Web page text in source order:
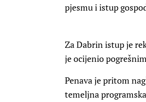
pjesmu i istup
Za Dabrin istup je
je ocijenio
Penava je pritom
temeljna